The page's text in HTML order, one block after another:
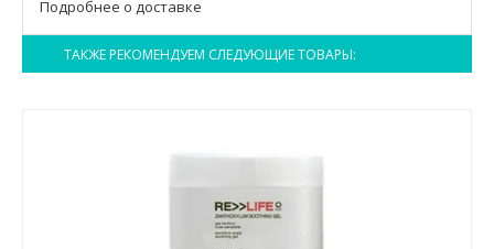
Подробнее о доставке
ТАКЖЕ РЕКОМЕНДУЕМ СЛЕДУЮЩИЕ ТОВАРЫ: